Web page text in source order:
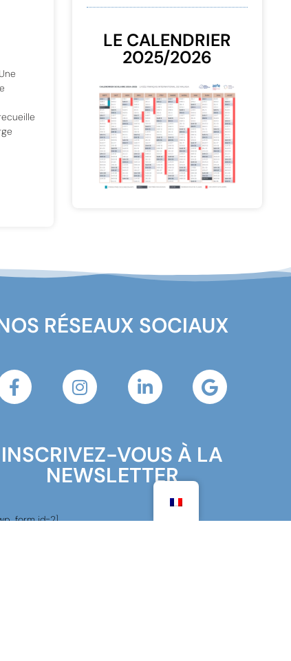
LE CALENDRIER
2025/2026
RÉSEAUX SOCIAUX
INSCRIVEZ-VOUS À LA
NEWSLETTER
id=2]